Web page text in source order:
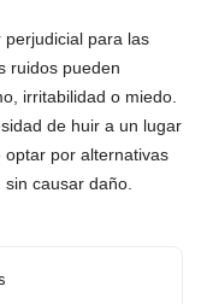
para las
ruidos pueden
irritabilidad o miedo.
de huir a un lugar
por alternativas
causar daño.